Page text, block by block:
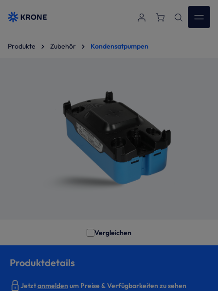
Zum Hauptinhalt springen
Produkte Zubehör Kondensatpumpen
Vergleichen
Produktdetails
Jetztanmeldenum Preise & Verfügbarkeiten zu sehen